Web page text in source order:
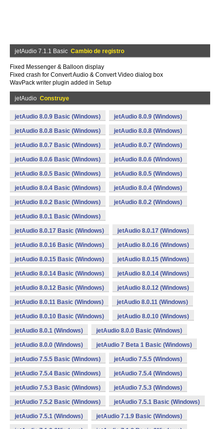
jetAudio 7.1.1 Basic Cambio de registro
Fixed Messenger & Balloon display
Fixed crash for Convert Audio & Convert Video dialog box
WavPack writer plugin added in Setup
jetAudio Construye
jetAudio 8.0.9 Basic (Windows) jetAudio 8.0.9 (Windows)
jetAudio 8.0.8 Basic (Windows) jetAudio 8.0.8 (Windows)
jetAudio 8.0.7 Basic (Windows) jetAudio 8.0.7 (Windows)
jetAudio 8.0.6 Basic (Windows) jetAudio 8.0.6 (Windows)
jetAudio 8.0.5 Basic (Windows) jetAudio 8.0.5 (Windows)
jetAudio 8.0.4 Basic (Windows) jetAudio 8.0.4 (Windows)
jetAudio 8.0.2 Basic (Windows) jetAudio 8.0.2 (Windows)
jetAudio 8.0.1 Basic (Windows)
jetAudio 8.0.17 Basic (Windows) jetAudio 8.0.17 (Windows)
jetAudio 8.0.16 Basic (Windows) jetAudio 8.0.16 (Windows)
jetAudio 8.0.15 Basic (Windows) jetAudio 8.0.15 (Windows)
jetAudio 8.0.14 Basic (Windows) jetAudio 8.0.14 (Windows)
jetAudio 8.0.12 Basic (Windows) jetAudio 8.0.12 (Windows)
jetAudio 8.0.11 Basic (Windows) jetAudio 8.0.11 (Windows)
jetAudio 8.0.10 Basic (Windows) jetAudio 8.0.10 (Windows)
jetAudio 8.0.1 (Windows) jetAudio 8.0.0 Basic (Windows)
jetAudio 8.0.0 (Windows) jetAudio 7 Beta 1 Basic (Windows)
jetAudio 7.5.5 Basic (Windows) jetAudio 7.5.5 (Windows)
jetAudio 7.5.4 Basic (Windows) jetAudio 7.5.4 (Windows)
jetAudio 7.5.3 Basic (Windows) jetAudio 7.5.3 (Windows)
jetAudio 7.5.2 Basic (Windows) jetAudio 7.5.1 Basic (Windows)
jetAudio 7.5.1 (Windows) jetAudio 7.1.9 Basic (Windows)